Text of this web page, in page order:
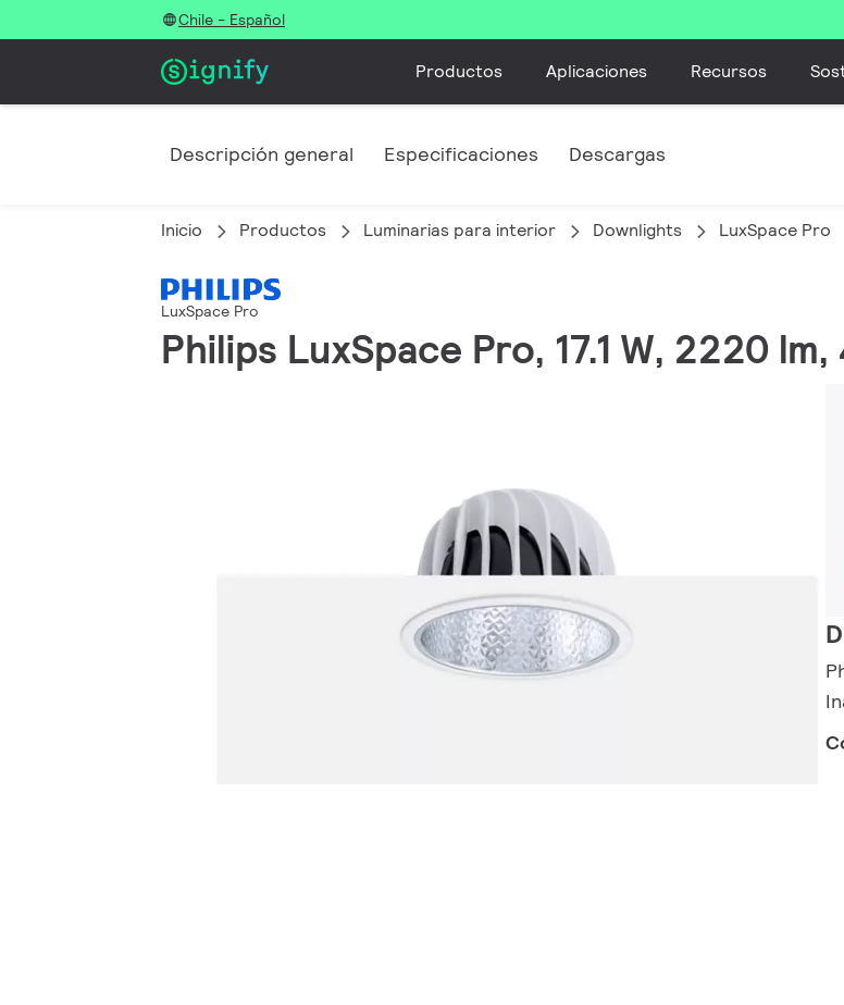
Chile - Español
Productos Aplicaciones Recursos
Descripción general Especificaciones Descargas
Inicio Productos Luminarias para interior Downlights LuxSpace Pro
LuxSpace Pro
Philips LuxSpace Pro, 17.1 W, 2220